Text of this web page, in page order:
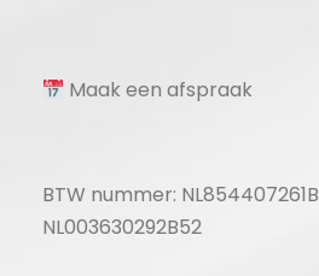
Maak een afspraak
BTW nummer:
NL003630292B52